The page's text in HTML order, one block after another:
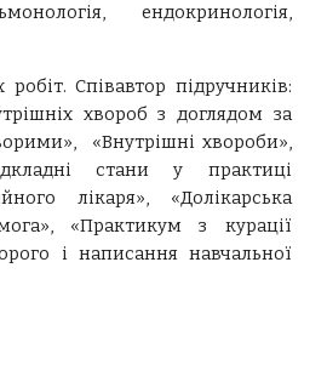
ендокринологія,
Співавтор підручників:
хвороб з доглядом за
«Внутрішні хвороби»,
стани у практиці
лікаря», «Долікарська
«Практикум з курації
і написання навчальної